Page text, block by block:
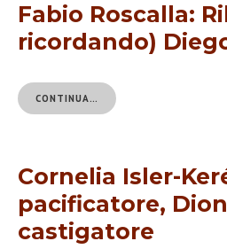
Fabio Roscalla:
ricordando)
CONTINUA…
Cornelia Isler-
pacificatore,
castigatore